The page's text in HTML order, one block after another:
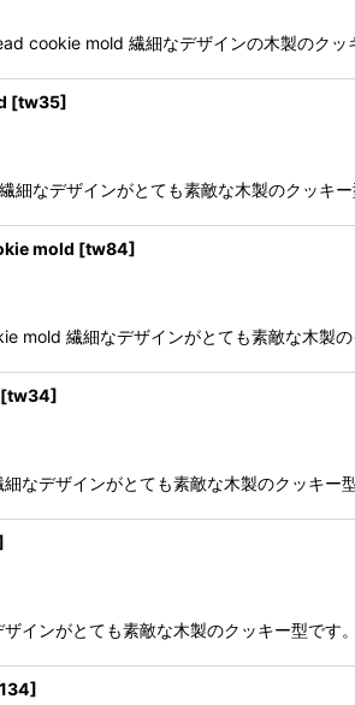
cookie mold 繊細なデザインの木製のク
[tw35]
なデザインがとても素敵な木製のクッキ
mold [tw84]
mold 繊細なデザインがとても素敵な木製
[tw34]
デザインがとても素敵な木製のクッキ
ンがとても素敵な木製のクッキー型です
]